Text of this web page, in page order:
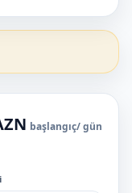
başlangıç/ gün